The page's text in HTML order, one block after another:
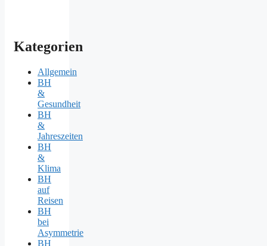
Kategorien
Allgemein
BH
&
Gesundheit
BH
&
Jahreszeiten
BH
&
Klima
BH
auf
Reisen
BH
bei
Asymmetrie
BH